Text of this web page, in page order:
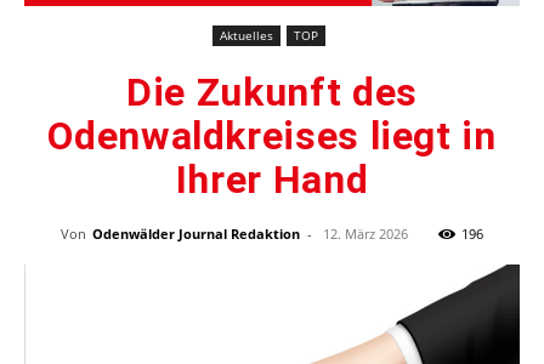
Aktuelles TOP
Die Zukunft des
Odenwaldkreises liegt in
Ihrer Hand
Von Odenwälder Journal Redaktion - 12. März 2026 196